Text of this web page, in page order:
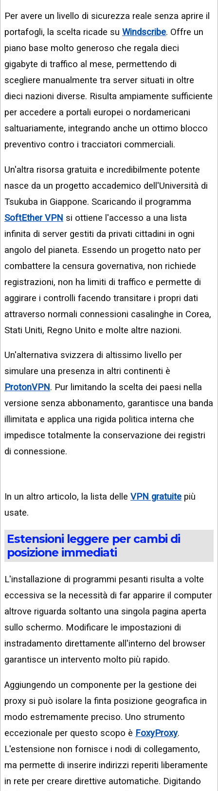
Per avere un livello di sicurezza reale senza aprire il
portafogli, la scelta ricade su Windscribe. Offre un
piano base molto generoso che regala dieci
gigabyte di traffico al mese, permettendo di
scegliere manualmente tra server situati in oltre
dieci nazioni diverse. Risulta ampiamente sufficiente
per accedere a portali europei o nordamericani
saltuariamente, integrando anche un ottimo blocco
preventivo contro i tracciatori commerciali.
Un'altra risorsa gratuita e incredibilmente potente
nasce da un progetto accademico dell'Università di
Tsukuba in Giappone. Scaricando il programma
SoftEther VPN si ottiene l'accesso a una lista
infinita di server gestiti da privati cittadini in ogni
angolo del pianeta. Essendo un progetto nato per
combattere la censura governativa, non richiede
registrazioni, non ha limiti di traffico e permette di
aggirare i controlli facendo transitare i propri dati
attraverso normali connessioni casalinghe in Corea,
Stati Uniti, Regno Unito e molte altre nazioni.
Un'alternativa svizzera di altissimo livello per
simulare una presenza in altri continenti è
ProtonVPN. Pur limitando la scelta dei paesi nella
versione senza abbonamento, garantisce una banda
illimitata e applica una rigida politica interna che
impedisce totalmente la conservazione dei registri
di connessione.
In un altro articolo, la lista delle VPN gratuite più
usate.
Estensioni leggere per cambi di
posizione immediati
L'installazione di programmi pesanti risulta a volte
eccessiva se la necessità di far apparire il computer
altrove riguarda soltanto una singola pagina aperta
sullo schermo. Modificare le impostazioni di
instradamento direttamente all'interno del browser
garantisce un intervento molto più rapido.
Aggiungendo un componente per la gestione dei
proxy si può isolare la finta posizione geografica in
modo estremamente preciso. Uno strumento
eccezionale per questo scopo è FoxyProxy.
L'estensione non fornisce i nodi di collegamento,
ma permette di inserire indirizzi reperiti liberamente
in rete per creare direttive automatiche. Digitando